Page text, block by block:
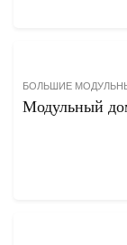
БОЛЬШИЕ
Модульный